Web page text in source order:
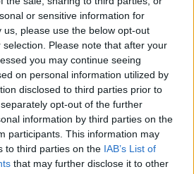
or sensitive information for
please use the below opt-out
Please note that after your
you may continue seeing
on personal information utilized by
disclosed to third parties prior to
opt-out of the further
information by third parties on the
participants. This information may
to third parties on the IAB’s List of
that may further disclose it to other
és elfogadom azadatvédelmi
FELIRATKOZÁS